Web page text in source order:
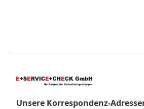
Unsere Korrespondenz-